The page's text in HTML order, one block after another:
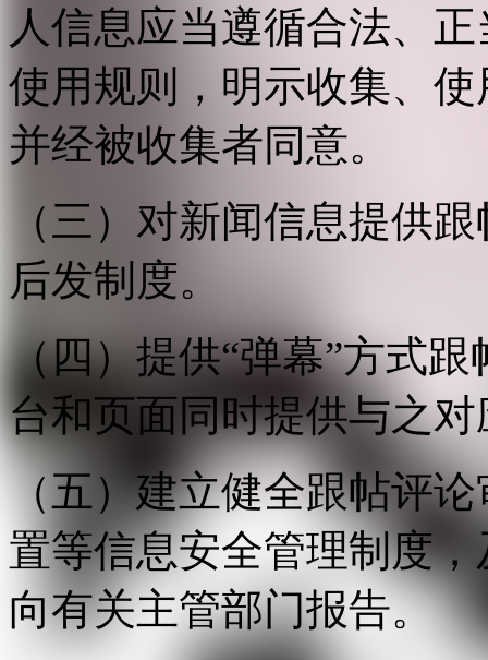
人信息应当遵循合法、
使用规则，明示收集、
并经被收集者同意。
（三）对新闻信息提供
后发制度。
（四）提供“弹幕”方式
台和页面同时提供与之
（五）建立健全跟帖评
置等信息安全管理制度
向有关主管部门报告。